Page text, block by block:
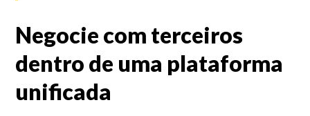
Negocie com terceiros
dentro de uma plataforma
unificada